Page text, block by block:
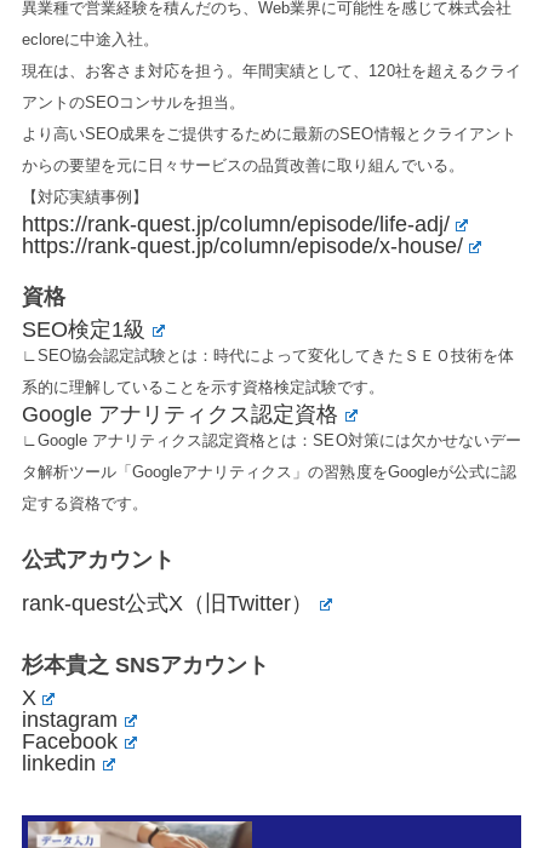
異業種で営業経験を積んだのち、Web業界に可能性を感じて株式会社
ecloreに中途入社。
現在は、お客さま対応を担う。年間実績として、120社を超えるクライ
アントのSEOコンサルを担当。
より高いSEO成果をご提供するために最新のSEO情報とクライアント
からの要望を元に日々サービスの品質改善に取り組んでいる。
【対応実績事例】
https://rank-quest.jp/column/episode/life-adj/
https://rank-quest.jp/column/episode/x-house/
資格
SEO検定1級
∟SEO協会認定試験とは：時代によって変化してきたＳＥＯ技術を体
系的に理解していることを示す資格検定試験です。
Google アナリティクス認定資格
∟Google アナリティクス認定資格とは：SEO対策には欠かせないデー
タ解析ツール「Googleアナリティクス」の習熟度をGoogleが公式に認
定する資格です。
公式アカウント
rank-quest公式X（旧Twitter）
杉本貴之 SNSアカウント
X
instagram
Facebook
linkedin